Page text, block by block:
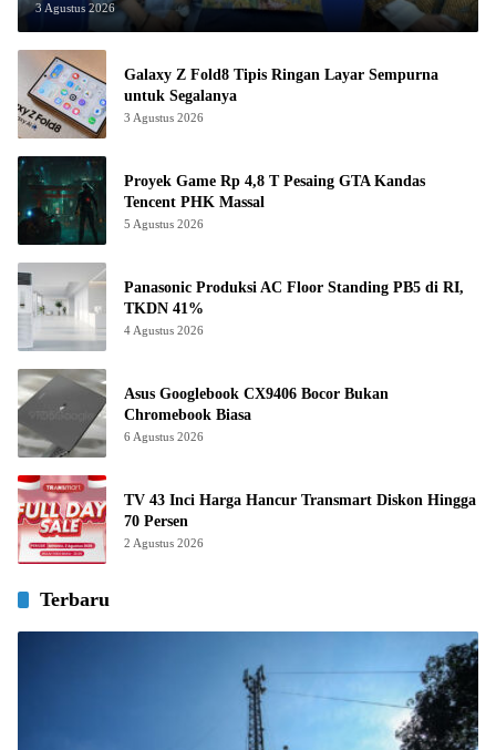
3 Agustus 2026
Galaxy Z Fold8 Tipis Ringan Layar Sempurna
untuk Segalanya
3 Agustus 2026
Proyek Game Rp 4,8 T Pesaing GTA Kandas
Tencent PHK Massal
5 Agustus 2026
Panasonic Produksi AC Floor Standing PB5 di RI,
TKDN 41%
4 Agustus 2026
Asus Googlebook CX9406 Bocor Bukan
Chromebook Biasa
6 Agustus 2026
TV 43 Inci Harga Hancur Transmart Diskon Hingga
70 Persen
2 Agustus 2026
Terbaru